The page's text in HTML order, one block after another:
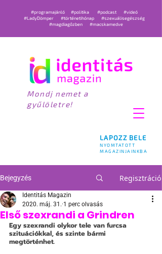
LAPOZZ BELE
NYOMTATOTT
MAGAZINJAINKBA
#programajánló #politika #podcast
#videó
#LadyDömper
#történetihónap
#szexuálisegészség
#magdiagőzben
#macskamedve
Mondj nemet a
gyűlöletre!
Bejegyzés Regisztráció
Első szexrandi a Grindren
Identitás Magazin
2020. máj. 31. 1 perc olvasás
Egy szexrandi olykor tele van furcsa
szituációkkal, és szinte bármi
megtörténhet.